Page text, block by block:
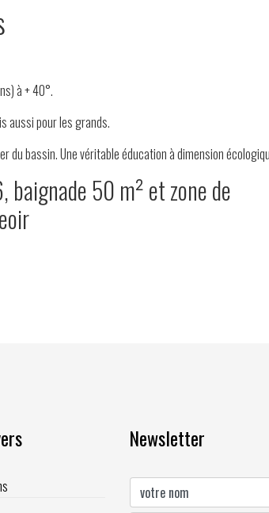
à + 40°.
aussi pour les grands.
bassin. Une véritable éducation à dimension
50 m² et zone de
Newsletter